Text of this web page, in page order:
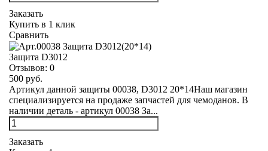
Заказать
Купить в 1 клик
Сравнить
Защита D3012
Отзывов: 0
500 руб.
Артикул данной защиты 00038, D3012 20*14Наш магазин
специализируется на продаже запчастей для чемоданов. В
наличии деталь - артикул 00038 За...
Заказать